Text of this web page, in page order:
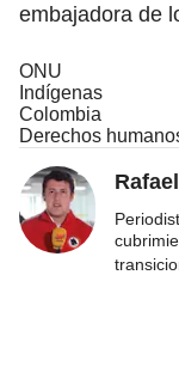
embajadora de
ONU
Indígenas
Colombia
Derechos